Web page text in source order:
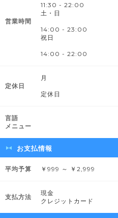
営業時間
11:30 - 22:00
土・日
14:00 - 23:00
祝日
14:00 - 22:00
定休日
月
定休日
言語
メニュー
お支払情報
平均予算 ￥999 ～ ￥2,999
支払方法
現金
クレジットカード